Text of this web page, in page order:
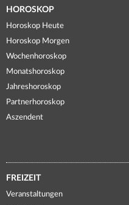
HOROSKOP
Horoskop Heute
Horoskop Morgen
Wochenhoroskop
Monatshoroskop
Jahreshoroskop
Partnerhoroskop
Aszendent
FREIZEIT
Veranstaltungen